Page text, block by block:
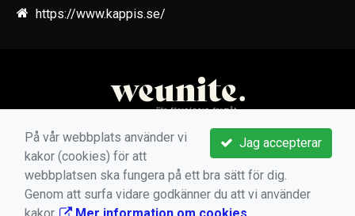
https://www.kappis.se/
Jag accepterar
På vår webbplats använder vi
kakor (cookies) för att
webbplatsen ska fungera på ett bra sätt för dig.
Genom att surfa vidare godkänner du att vi använder